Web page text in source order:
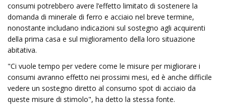
consumi potrebbero avere l’effetto limitato di sostenere la
domanda di minerale di ferro e acciaio nel breve termine,
nonostante includano indicazioni sul sostegno agli acquirenti
della prima casa e sul miglioramento della loro situazione
abitativa.
"Ci vuole tempo per vedere come le misure per migliorare i
consumi avranno effetto nei prossimi mesi, ed è anche difficile
vedere un sostegno diretto al consumo spot di acciaio da
queste misure di stimolo", ha detto la stessa fonte.